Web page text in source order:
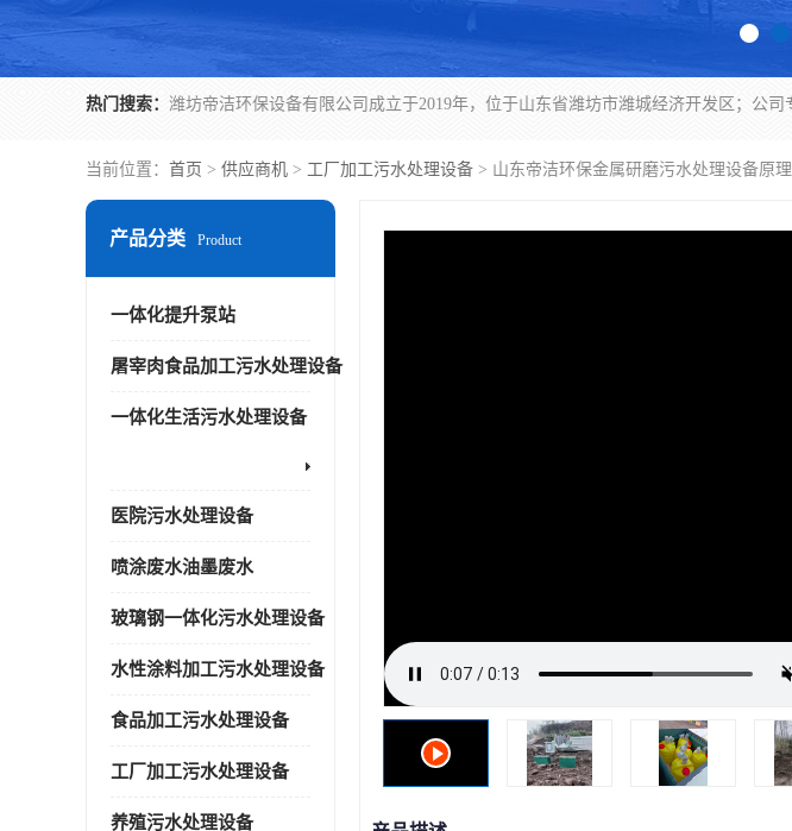
热门搜索：
当前位置： 首页 > 供应商机 > 工厂加工污水处理设备 > 山东帝洁环保金属研磨污水处理设备原理
产品分类 Product
一体化提升泵站
屠宰肉食品加工污水处理设备
一体化生活污水处理设备
医院污水处理设备
喷涂废水油墨废水
玻璃钢一体化污水处理设备
水性涂料加工污水处理设备
食品加工污水处理设备
工厂加工污水处理设备
养殖污水处理设备